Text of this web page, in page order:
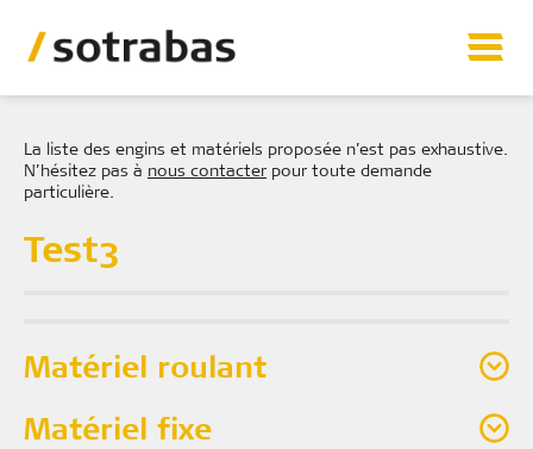
Matériels
Vente matériel d’occasion
Prestations
Sotrabas
Contact
La liste des engins et matériels proposée n’est pas exhaustive.
N’hésitez pas ànous contacterpour toute demande
particulière.
Test3
Matériel roulant
Matériel fixe